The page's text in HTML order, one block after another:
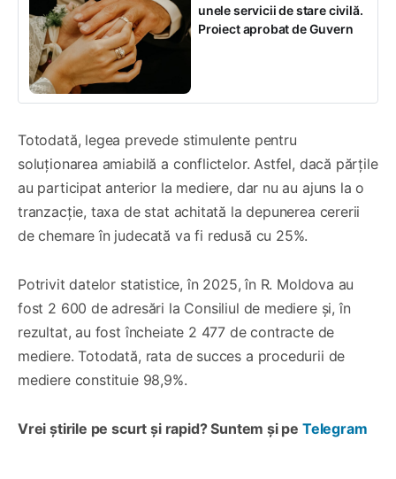
unele servicii de stare civilă.
Proiect aprobat de Guvern
Totodată, legea prevede stimulente pentru
soluționarea amiabilă a conflictelor. Astfel, dacă părțile
au participat anterior la mediere, dar nu au ajuns la o
tranzacție, taxa de stat achitată la depunerea cererii
de chemare în judecată va fi redusă cu 25%.
Potrivit datelor statistice, în 2025, în R. Moldova au
fost 2 600 de adresări la Consiliul de mediere și, în
rezultat, au fost încheiate 2 477 de contracte de
mediere. Totodată, rata de succes a procedurii de
mediere constituie 98,9%.
Vrei știrile pe scurt și rapid? Suntem și pe Telegram